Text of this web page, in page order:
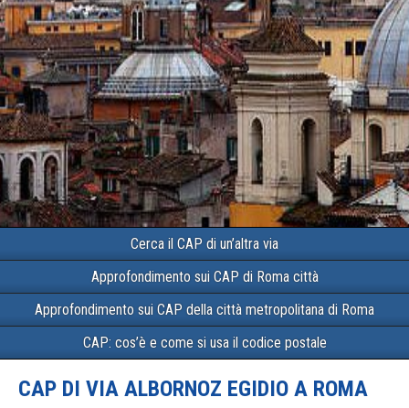
Cerca il CAP di un’altra via
Approfondimento sui CAP di Roma città
Approfondimento sui CAP della città metropolitana di Roma
CAP: cos’è e come si usa il codice postale
CAP DI VIA ALBORNOZ EGIDIO A ROMA